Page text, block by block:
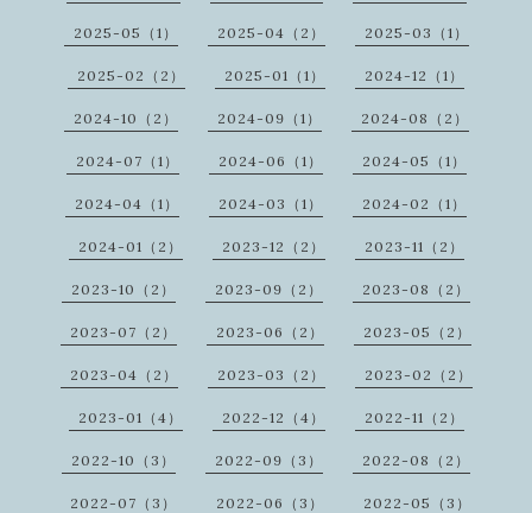
2025-05（1） 2025-04（2） 2025-03（1）
2025-02（2） 2025-01（1） 2024-12（1）
2024-10（2） 2024-09（1） 2024-08（2）
2024-07（1） 2024-06（1） 2024-05（1）
2024-04（1） 2024-03（1） 2024-02（1）
2024-01（2） 2023-12（2） 2023-11（2）
2023-10（2） 2023-09（2） 2023-08（2）
2023-07（2） 2023-06（2） 2023-05（2）
2023-04（2） 2023-03（2） 2023-02（2）
2023-01（4） 2022-12（4） 2022-11（2）
2022-10（3） 2022-09（3） 2022-08（2）
2022-07（3） 2022-06（3） 2022-05（3）